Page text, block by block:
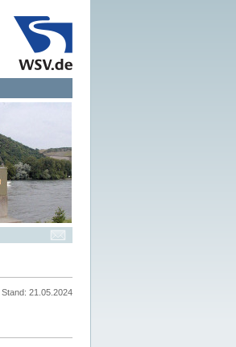
Stand: 21.05.2024